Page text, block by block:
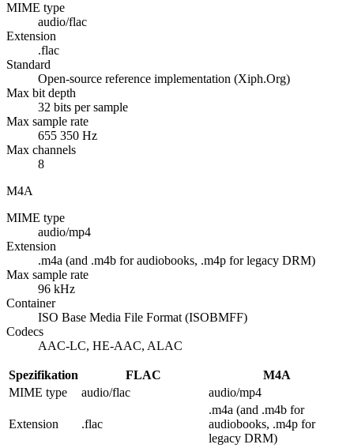
MIME type
audio/flac
Extension
.flac
Standard
Open-source reference implementation (Xiph.Org)
Max bit depth
32 bits per sample
Max sample rate
655 350 Hz
Max channels
8
M4A
MIME type
audio/mp4
Extension
.m4a (and .m4b for audiobooks, .m4p for legacy DRM)
Max sample rate
96 kHz
Container
ISO Base Media File Format (ISOBMFF)
Codecs
AAC-LC, HE-AAC, ALAC
Spezifikation FLAC
M4A
MIME type
audio/flac audio/mp4
Extension .flac
.m4a (and .m4b for
audiobooks, .m4p for
legacy DRM)